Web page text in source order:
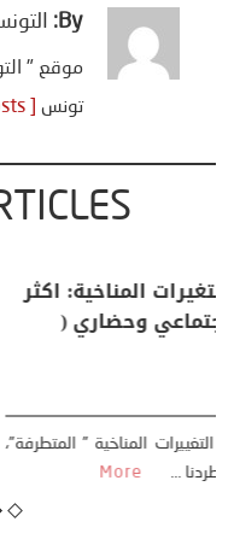
By:
موقع "
تونس
منذر بالضيافي يكتب
من ظاهرة طبيعية ..
كتب: منذر بالضيافي بدأت
منذ نهاية ثمانينات القرن